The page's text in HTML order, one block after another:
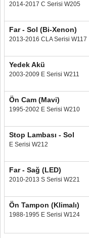
2014-2017 C Serisi W205
Far - Sol (Bi-Xenon)
2013-2016 CLA Serisi W117
Yedek Akü
2003-2009 E Serisi W211
Ön Cam (Mavi)
1995-2002 E Serisi W210
Stop Lambası - Sol
E Serisi W212
Far - Sağ (LED)
2010-2013 S Serisi W221
Ön Tampon (Klimalı)
1988-1995 E Serisi W124